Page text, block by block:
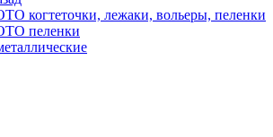
когтеточки, лежаки, вольеры, пеленки
пеленки